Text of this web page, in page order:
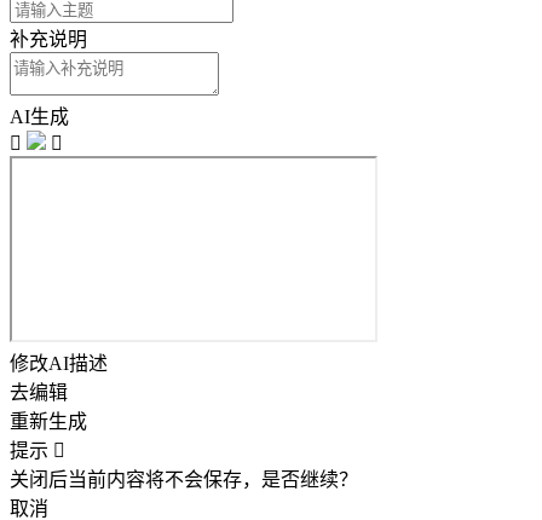
补充说明
AI生成


修改AI描述
去编辑
重新生成
提示 
关闭后当前内容将不会保存，是否继续？
取消